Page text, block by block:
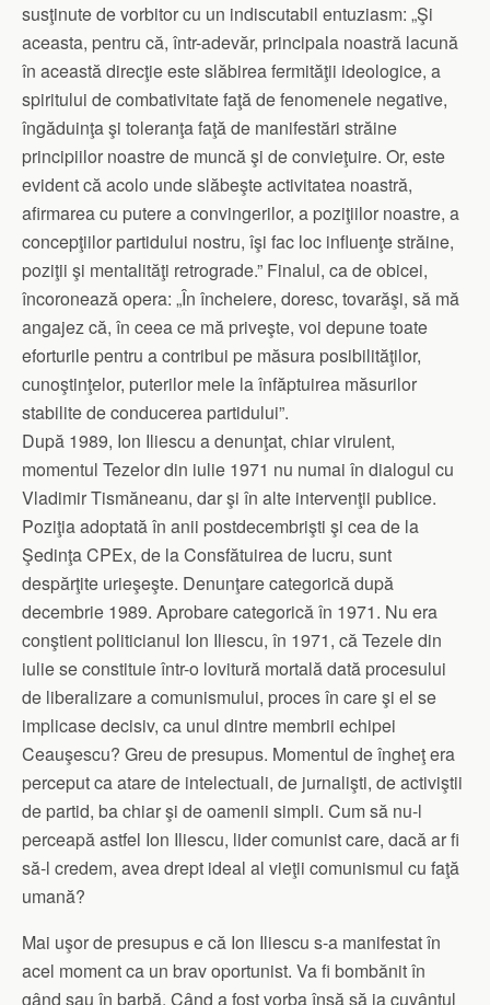
susţinute de vorbitor cu un indiscutabil entuziasm: „Şi
aceasta, pentru că, într-adevăr, principala noastră lacună
în această direcţie este slăbirea fermităţii ideologice, a
spiritului de combativitate faţă de fenomenele negative,
îngăduinţa şi toleranţa faţă de manifestări străine
principiilor noastre de muncă şi de convieţuire. Or, este
evident că acolo unde slăbeşte activitatea noastră,
afirmarea cu putere a convingerilor, a poziţiilor noastre, a
concepţiilor partidului nostru, îşi fac loc influenţe străine,
poziţii şi mentalităţi retrograde.” Finalul, ca de obicei,
încoronează opera: „În încheiere, doresc, tovarăşi, să mă
angajez că, în ceea ce mă priveşte, voi depune toate
eforturile pentru a contribui pe măsura posibilităţilor,
cunoştinţelor, puterilor mele la înfăptuirea măsurilor
stabilite de conducerea partidului”.
După 1989, Ion Iliescu a denunţat, chiar virulent,
momentul Tezelor din iulie 1971 nu numai în dialogul cu
Vladimir Tismăneanu, dar şi în alte intervenţii publice.
Poziţia adoptată în anii postdecembrişti şi cea de la
Şedinţa CPEx, de la Consfătuirea de lucru, sunt
despărţite urieşeşte. Denunţare categorică după
decembrie 1989. Aprobare categorică în 1971. Nu era
conştient politicianul Ion Iliescu, în 1971, că Tezele din
iulie se constituie într-o lovitură mortală dată procesului
de liberalizare a comunismului, proces în care şi el se
implicase decisiv, ca unul dintre membrii echipei
Ceauşescu? Greu de presupus. Momentul de îngheţ era
perceput ca atare de intelectuali, de jurnalişti, de activiştii
de partid, ba chiar şi de oamenii simpli. Cum să nu-l
perceapă astfel Ion Iliescu, lider comunist care, dacă ar fi
să-l credem, avea drept ideal al vieţii comunismul cu faţă
umană?
Mai uşor de presupus e că Ion Iliescu s-a manifestat în
acel moment ca un brav oportunist. Va fi bombănit în
gând sau în barbă. Când a fost vorba însă să ia cuvântul